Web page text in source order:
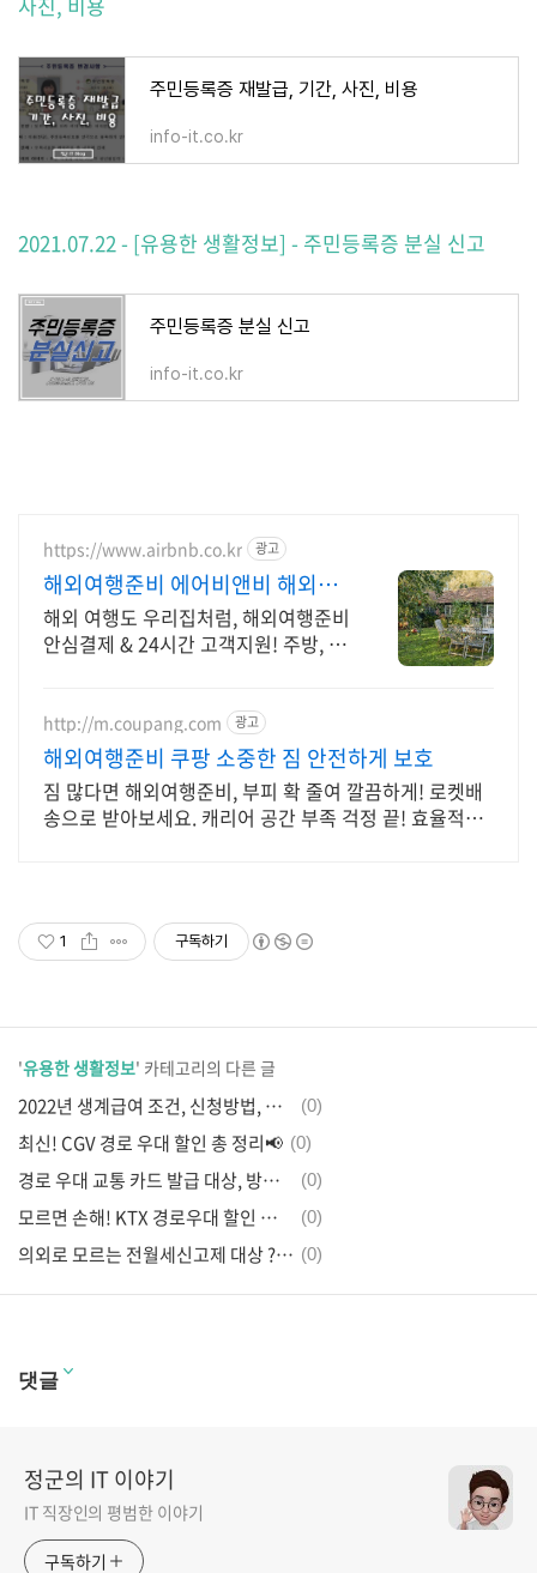
주민등록증 재발급, 기간, 사진, 비용
info-it.co.kr
2021.07.22 - [유용한 생활정보] - 주민등록증 분실 신고
주민등록증 분실 신고
info-it.co.kr
https://www.airbnb.co.kr 광고
해외여행준비 에어비앤비 해외에
서 살아보기
해외 여행도 우리집처럼, 해외여행준비
안심결제 & 24시간 고객지원! 주방, 수
http://m.coupang.com 광고
해외여행준비 쿠팡 소중한 짐 안전하게 보호
짐 많다면 해외여행준비, 부피 확 줄여 깔끔하게! 로켓배
송으로 받아보세요. 캐리어 공간 부족 걱정 끝! 효율적인
1 구독하기
'유용한 생활정보' 카테고리의 다른 글
2022년 생계급여 조건, 신청방법, 수령금액 확인방법 총 정리📢 (0)
최신! CGV 경로 우대 할인 총 정리📢 (0)
경로 우대 교통 카드 발급 대상, 방법 총정리📢(65세 이상 어르신) (0)
모르면 손해! KTX 경로우대 할인 총정리📢 (0)
의외로 모르는 전월세신고제 대상 ? 안하면 벌금 000만원? (0)
댓글
정군의 IT 이야기
IT 직장인의 평범한 이야기
구독하기